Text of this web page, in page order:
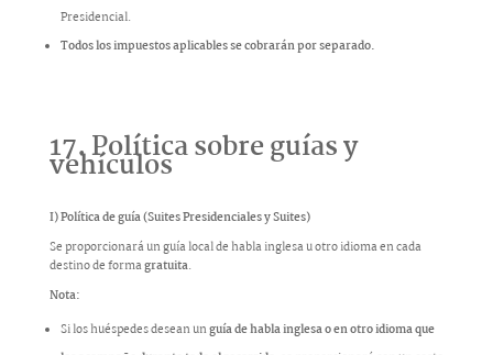
Presidencial.
Todos los impuestos aplicables se cobrarán por separado.
17. Política sobre guías y
vehículos
I) Política de guía (Suites Presidenciales y Suites)
Se proporcionará un guía local de habla inglesa u otro idioma en cada
destino de formagratuita.
Nota:
Si los huéspedes desean unguía de habla inglesa o en otro idioma que